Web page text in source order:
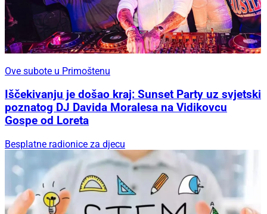
Ove subote u Primoštenu
Iščekivanju je došao kraj: Sunset Party uz svjetski
poznatog DJ Davida Moralesa na Vidikovcu
Gospe od Loreta
Besplatne radionice za djecu